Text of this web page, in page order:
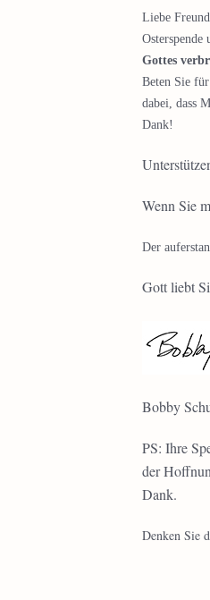
Liebe
Osterspende
Gottes
Beten Sie
dabei, dass
Dank!
Wenn Sie
Der
Gott liebt
Bobby
PS: Ihre
der
Dank.
Denken Sie